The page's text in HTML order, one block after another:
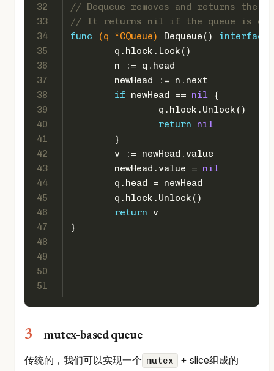
32
33
34
35
36
37
38
39
40
41
42
43
44
45
46
47
48
49
50
51
// Dequeue removes and returns the
// It returns nil if the queue is
func
(q *CQueue) Dequeue() interface
	q.hlock.Lock()
	n := q.head
	newHead := n.next
if newHead == nil {
		q.hlock.Unlock()
return
nil
	}
	v := newHead.value
	newHead.value =
nil
	q.head = newHead
	q.hlock.Unlock()
return v
}
mutex-based queue
传统的，我们可以实现一个 mutex
+ slice组成的